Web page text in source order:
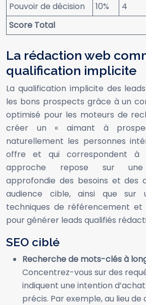
Pouvoir de décision
10% 4
Score Total
La rédaction web
qualification implicite
La qualification implicite des
les bons prospects grâce à un
optimisé pour les moteurs de
créer un « aimant à
naturellement les personnes
offre et qui correspondent à
approche repose sur une
approfondie des besoins et des
audience cible, ainsi que sur
techniques de référencement
pour générer leads qualifiés
SEO ciblé
Recherche de mots-clés à
Concentrez-vous sur des
indiquent une intention
précis. Par exemple, au lieu